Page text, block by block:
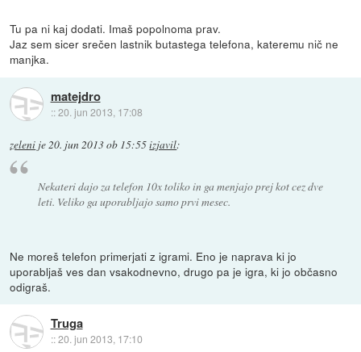
Tu pa ni kaj dodati. Imaš popolnoma prav.
Jaz sem sicer srečen lastnik butastega telefona, kateremu nič ne
manjka.
matejdro
::20. jun 2013, 17:08
zeleni je 20. jun 2013 ob 15:55izjavil:
Nekateri dajo za telefon 10x toliko in ga menjajo prej kot cez dve
leti. Veliko ga uporabljajo samo prvi mesec.
Ne moreš telefon primerjati z igrami. Eno je naprava ki jo
uporabljaš ves dan vsakodnevno, drugo pa je igra, ki jo občasno
odigraš.
Truga
::20. jun 2013, 17:10